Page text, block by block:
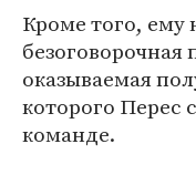
Кроме того, ему
безоговорочная
оказываемая
которого Перес
команде.